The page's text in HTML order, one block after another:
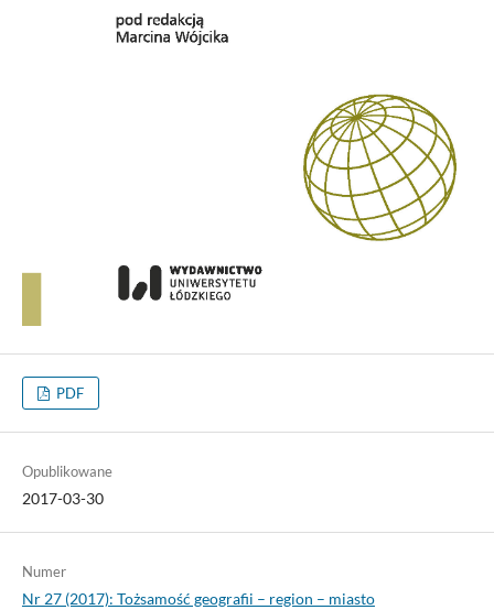
PDF
Opublikowane
2017-03-30
Numer
Nr 27 (2017): Tożsamość geografii – region – miasto